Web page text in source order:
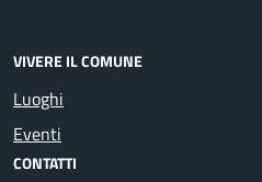
VIVERE IL COMUNE
Luoghi
Eventi
CONTATTI